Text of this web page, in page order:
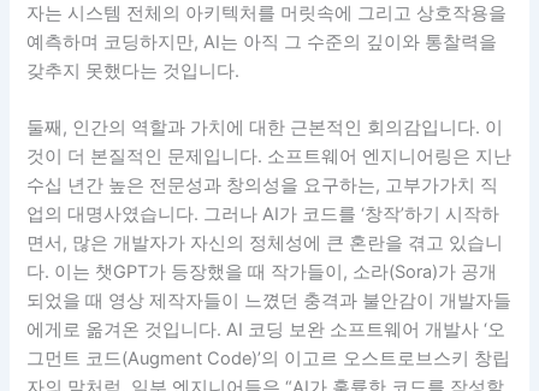
자는 시스템 전체의 아키텍처를 머릿속에 그리고 상호작용을
예측하며 코딩하지만, AI는 아직 그 수준의 깊이와 통찰력을
갖추지 못했다는 것입니다.
둘째, 인간의 역할과 가치에 대한 근본적인 회의감입니다. 이
것이 더 본질적인 문제입니다. 소프트웨어 엔지니어링은 지난
수십 년간 높은 전문성과 창의성을 요구하는, 고부가가치 직
업의 대명사였습니다. 그러나 AI가 코드를 ‘창작’하기 시작하
면서, 많은 개발자가 자신의 정체성에 큰 혼란을 겪고 있습니
다. 이는 챗GPT가 등장했을 때 작가들이, 소라(Sora)가 공개
되었을 때 영상 제작자들이 느꼈던 충격과 불안감이 개발자들
에게로 옮겨온 것입니다. AI 코딩 보완 소프트웨어 개발사 ‘오
그먼트 코드(Augment Code)’의 이고르 오스트로브스키 창립